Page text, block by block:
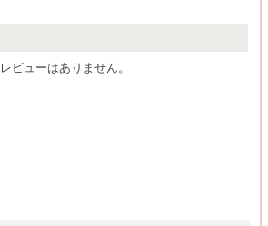
レビューはありません。